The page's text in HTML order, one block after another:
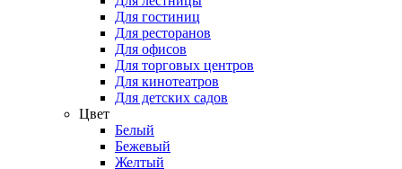
Для гостиниц
Для ресторанов
Для офисов
Для торговых центров
Для кинотеатров
Для детских садов
Цвет
Белый
Бежевый
Желтый